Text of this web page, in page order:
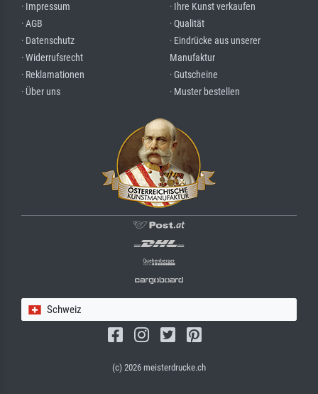
· Impressum
· AGB
· Datenschutz
· Widerrufsrecht
· Reklamationen
· Über uns
· Ihre Kunst verkaufen
· Qualität
· Eindrücke aus unserer
Manufaktur
· Gutscheine
· Muster bestellen
Schweiz
(c) 2026 meisterdrucke.ch